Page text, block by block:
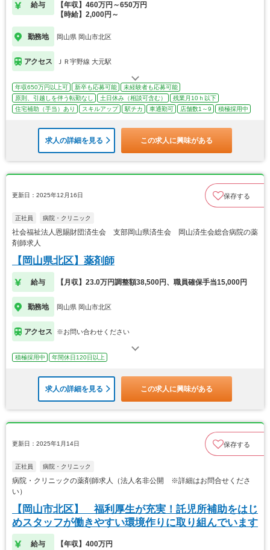
給与
【年収】460万円～650万円
【時給】2,000円～
勤務地 岡山県 岡山市北区
アクセス ＪＲ宇野線 大元駅
年収650万円以上可 新卒も応募可能
未経験者も応募可能
原則、引越しを伴う転勤なし
土日休み（相談可含む）
残業月10ｈ以下
住宅補助（手当）あり
スキルアップ 駅チカ 車通勤可 店舗数1～9 積極採用中
求人の詳細を見る この求人に興味がある
更新日：2025年12月16日 保存する
正社員 病院・クリニック
社会福祉法人恩賜財団済生会 支部岡山県済生会 岡山済生会総合病院の薬
剤師求人
【岡山県北区】薬剤師
給与 【月収】23.0万円調整額38,500円、職員確保手当15,000円
勤務地 岡山県 岡山市北区
アクセス ※お問い合わせください
積極採用中 年間休日120日以上
求人の詳細を見る この求人に興味がある
更新日：2025年1月14日 保存する
正社員 病院・クリニック
病院・クリニックの薬剤師求人（法人名非公開 ※詳細はお問合せくださ
い）
【岡山市北区】 福利厚生が充実！託児所補助をはじ
めスタッフが働きやすい環境作りに取り組んでいます
給与 【年収】400万円